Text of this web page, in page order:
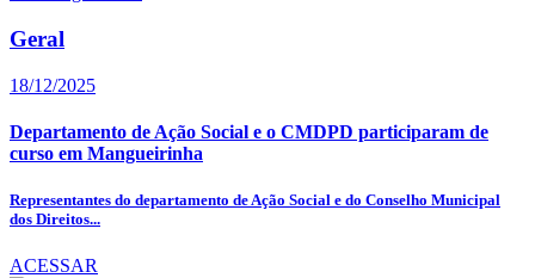
Geral
18/12/2025
Departamento de Ação Social e o CMDPD participaram de
curso em Mangueirinha
Representantes do departamento de Ação Social e do Conselho Municipal
dos Direitos...
ACESSAR